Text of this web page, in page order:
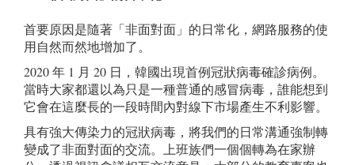
首要原因是隨著「非面對面」的日常化，網路服務的使
用自然而然地增加了。
2020 年 1 月 20 日，韓國出現首例冠狀病毒確診病例。
當時大家都還以為只是一種普通的感冒病毒，誰能想到
它會在這麼長的一段時間內對線下市場產生不利影響。
具有強大傳染力的冠狀病毒，將我們的日常溝通強制轉
變成了非面對面的交流。上班族們一個個轉為在家辦